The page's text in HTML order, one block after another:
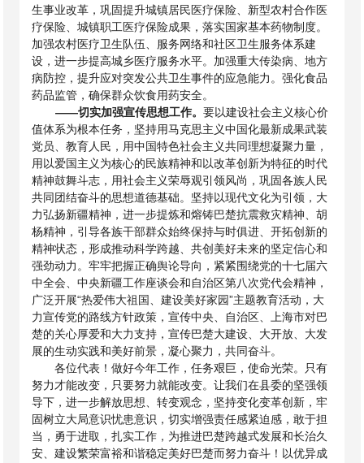
生事业改革，巩固提升城镇居民医疗保险、新型农村合作医
疗保险、城镇职工医疗保险成果，落实国家基本药物制度。
加强农村医疗卫生队伍、服务网络和社区卫生服务体系建
设，进一步提高城乡医疗服务水平。加强重大传染病、地方
病防控，提升应对突发公共卫生事件的应急能力。强化食品
药品监管，确保群众饮食用药安全。
——切实加强宣传思想工作。 要以建设社会主义核心价
值体系为根本任务，坚持用马克思主义中国化最新成果武装
党员、教育人民，用中国特色社会主义共同理想凝聚力量，
用以爱国主义为核心的民族精神和以改革创新为特征的时代
精神鼓舞斗志，用社会主义荣辱观引领风尚，巩固各族人民
共同团结奋斗的思想道德基础。坚持以现代文化为引领，大
力弘扬新疆精神，进一步提炼和熔铸巴楚抗震救灾精神、胡
杨精神，引导各族干部群众始终保持与时俱进、开拓创新的
精神状态，形成推动科学跨越、共创美好未来的坚定信心和
强劲动力。牢牢把握正确舆论导向，紧紧围绕党的十七届六
中全会、中央新疆工作座谈会和自治区第八次党代会精神，
广泛开展“热爱伟大祖国、建设美好家园”主题教育活动，大
力宣传党的路线方针政策，宣传中央、自治区、上海市对巴
楚的关心厚爱和大力支持，宣传巴楚大建设、大开放、大发
展的生动实践和美好前景，凝心聚力，共同奋斗。
各位代表！做好今年工作，任务艰巨，使命光荣。只有
努力才能改变，只要努力就能改变。让我们在县委的坚强领
导下，进一步解放思想、转变观念，坚持变化变革创新，牢
固树立大局意识忧患意识，切实增强责任感紧迫感，敢于担
当，勇于进取，扎实工作，为推进巴楚跨越式发展和长治久
安、建设繁荣富裕和谐稳定美好巴楚而努力奋斗！以优异成